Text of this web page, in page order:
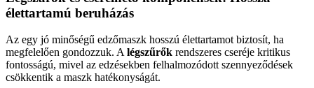
élettartamú beruházás
Az egy jó minőségű edzőmaszk hosszú élettartamot biztosít, ha
megfelelően gondozzuk. A légszűrők rendszeres cseréje kritikus
fontosságú, mivel az edzésekben felhalmozódott szennyeződések
csökkentik a maszk hatékonyságát.